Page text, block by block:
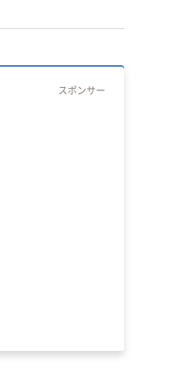
スポンサー